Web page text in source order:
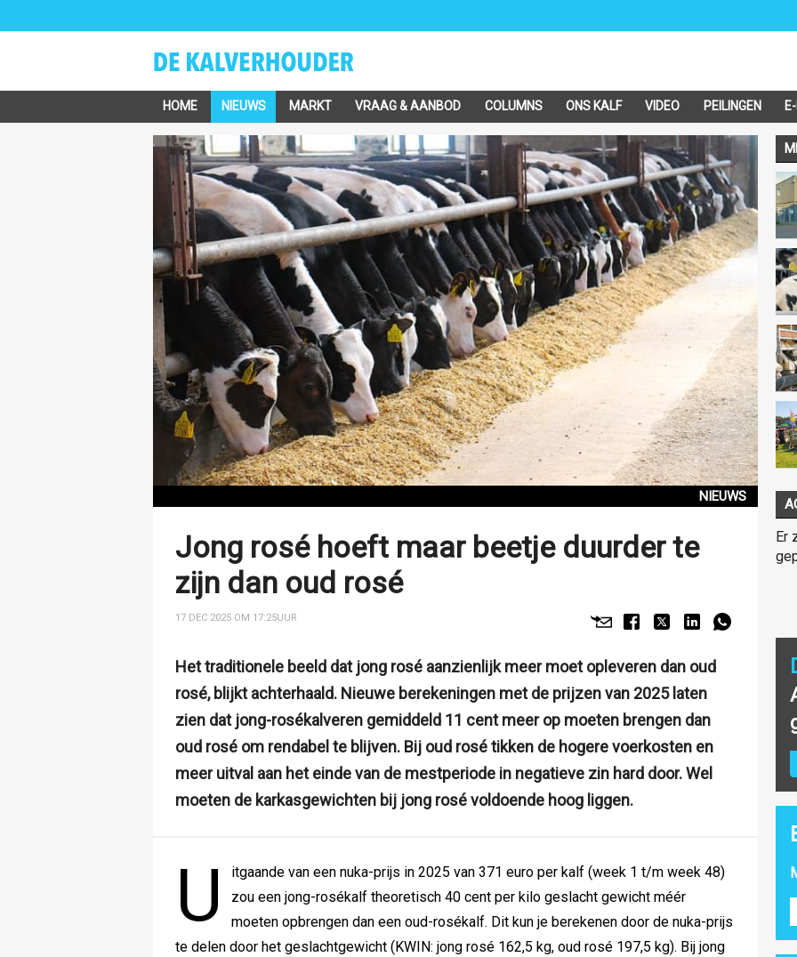
HOME NIEUWS MARKT VRAAG & AANBOD COLUMNS ONS KALF VIDEO PEILINGEN
NIEUWS
Jong rosé hoeft maar beetje duurder te
zijn dan oud rosé
17 DEC 2025 OM 17:25UUR
Het traditionele beeld dat jong rosé aanzienlijk meer moet opleveren dan oud
rosé, blijkt achterhaald. Nieuwe berekeningen met de prijzen van 2025 laten
zien dat jong-rosékalveren gemiddeld 11 cent meer op moeten brengen dan
oud rosé om rendabel te blijven. Bij oud rosé tikken de hogere voerkosten en
meer uitval aan het einde van de mestperiode in negatieve zin hard door. Wel
moeten de karkasgewichten bij jong rosé voldoende hoog liggen.
U
itgaande van een nuka-prijs in 2025 van 371 euro per kalf (week 1 t/m week 48)
zou een jong-rosékalf theoretisch 40 cent per kilo geslacht gewicht méér
moeten opbrengen dan een oud-rosékalf. Dit kun je berekenen door de nuka-prijs
te delen door het geslachtgewicht (KWIN: jong rosé 162,5 kg, oud rosé 197,5 kg). Bij jong
Er